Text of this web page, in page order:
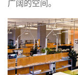
广阔的空间。